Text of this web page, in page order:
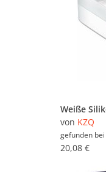
von KZQ
gefunden bei
20,08 €